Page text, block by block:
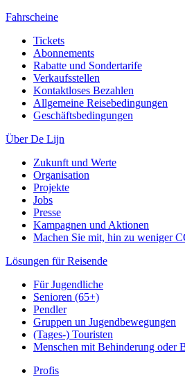
Fahrscheine
Tickets
Abonnements
Rabatte und Sondertarife
Verkaufsstellen
Kontaktloses Bezahlen
Allgemeine Reisebedingungen
Geschäftsbedingungen
Über De Lijn
Zukunft und Werte
Organisation
Projekte
Jobs
Presse
Kampagnen und Aktionen
Machen Sie mit, hin zu weniger
Lösungen für Reisende
Für Jugendliche
Senioren (65+)
Pendler
Gruppen un Jugendbewegungen
(Tages-) Touristen
Menschen mit Behinderung oder
Profis